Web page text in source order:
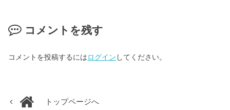
コメントを残す
コメントを投稿するにはログイン してください。
トップページへ